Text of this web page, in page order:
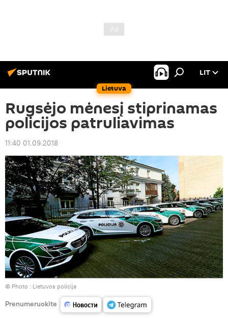
Lietuva
LIT
Rugsėjo mėnesį stiprinamas
policijos patruliavimas
11:40 01.09.2018
© Photo : Lietuvos policija
Prenumeruokite